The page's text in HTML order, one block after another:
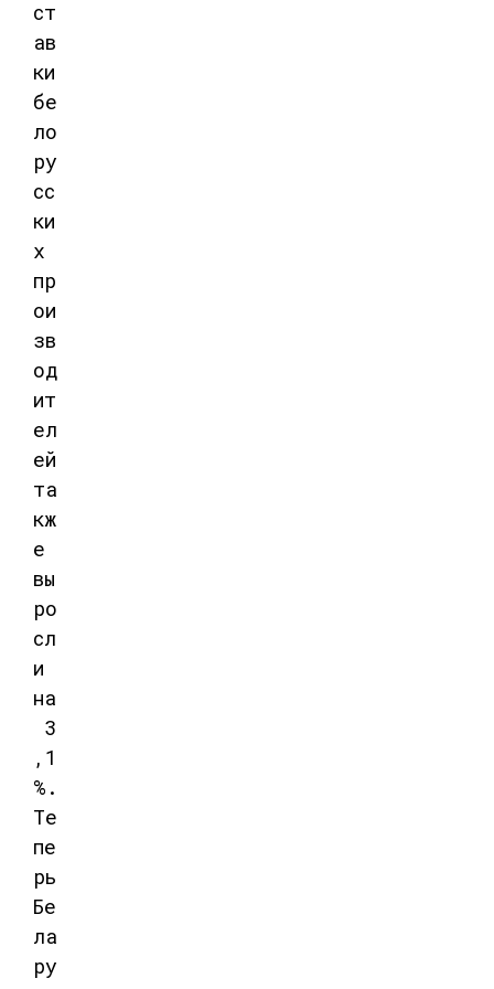
ст
ав
ки
бе
ло
ру
сс
ки
х
пр
ои
зв
од
ит
ел
ей
та
кж
е
вы
ро
сл
и
на
3
,1
%.
Те
пе
рь
Бе
ла
ру